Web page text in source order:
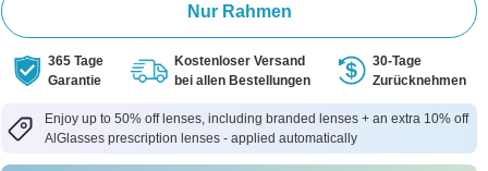
Nur Rahmen
365 Tage
Garantie
Kostenloser Versand
bei allen Bestellungen
30-Tage
Zurücknehmen
Enjoy up to 50% off lenses, including branded lenses + an extra 10% off
AlGlasses prescription lenses - applied automatically